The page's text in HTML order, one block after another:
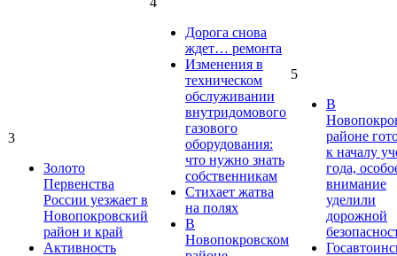
3
Золото
Первенства
России уезжает в
Новопокровский
район и край
Активность
Дорога снова
ждет… ремонта
Изменения в
техническом
обслуживании
внутридомового
газового
оборудования:
что нужно знать
собственникам
Стихает жатва
на полях
В
Новопокровском
5
В
районе
к началу
года,
внимание
уделили
дорожной